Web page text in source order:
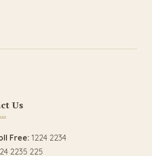
Us
Free: 1224 2234
2235 225